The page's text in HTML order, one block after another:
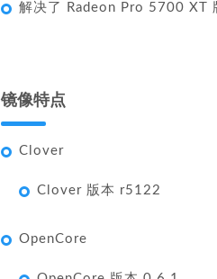
解决了 Radeon Pro 5700 XT
镜像特点
Clover
Clover 版本 r5122
OpenCore